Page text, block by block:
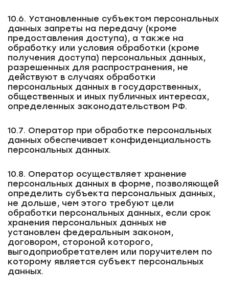
10.6. Установленные субъектом персональных
данных запреты на передачу (кроме
предоставления доступа), а также на
обработку или условия обработки (кроме
получения доступа) персональных данных,
разрешенных для распространения, не
действуют в случаях обработки
персональных данных в государственных,
общественных и иных публичных интересах,
определенных законодательством РФ.
10.7. Оператор при обработке персональных
данных обеспечивает конфиденциальность
персональных данных.
10.8. Оператор осуществляет хранение
персональных данных в форме, позволяющей
определить субъекта персональных данных,
не дольше, чем этого требуют цели
обработки персональных данных, если срок
хранения персональных данных не
установлен федеральным законом,
договором, стороной которого,
выгодоприобретателем или поручителем по
которому является субъект персональных
данных.